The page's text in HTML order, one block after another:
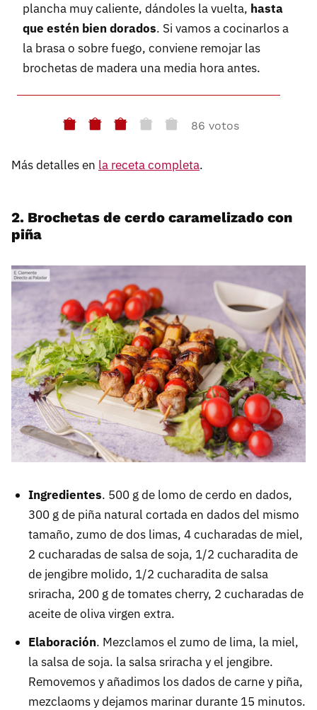
plancha muy caliente, dándoles la vuelta, hasta
que estén bien dorados. Si vamos a cocinarlos a
la brasa o sobre fuego, conviene remojar las
brochetas de madera una media hora antes.
86 votos
Más detalles en la receta completa.
2. Brochetas de cerdo caramelizado con
piña
Ingredientes. 500 g de lomo de cerdo en dados,
300 g de piña natural cortada en dados del mismo
tamaño, zumo de dos limas, 4 cucharadas de miel,
2 cucharadas de salsa de soja, 1/2 cucharadita de
de jengibre molido, 1/2 cucharadita de salsa
sriracha, 200 g de tomates cherry, 2 cucharadas de
aceite de oliva virgen extra.
Elaboración. Mezclamos el zumo de lima, la miel,
la salsa de soja. la salsa sriracha y el jengibre.
Removemos y añadimos los dados de carne y piña,
mezclaoms y dejamos marinar durante 15 minutos.